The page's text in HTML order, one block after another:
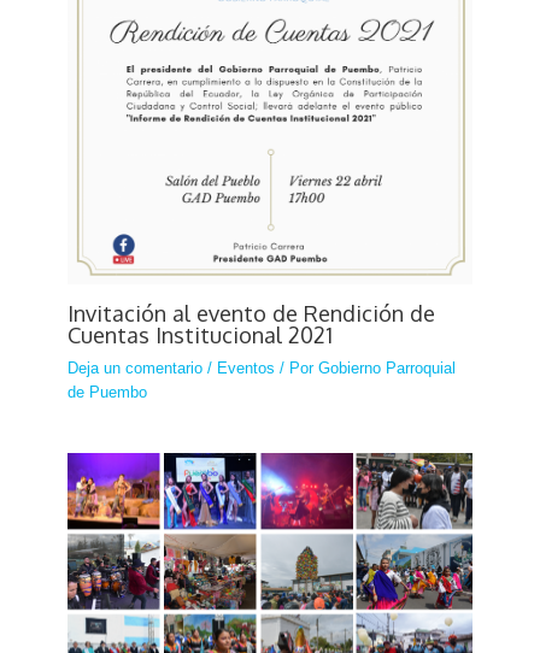
Invitación al evento de Rendición de
Cuentas Institucional 2021
Deja un comentario / Eventos / PorGobierno Parroquial
de Puembo